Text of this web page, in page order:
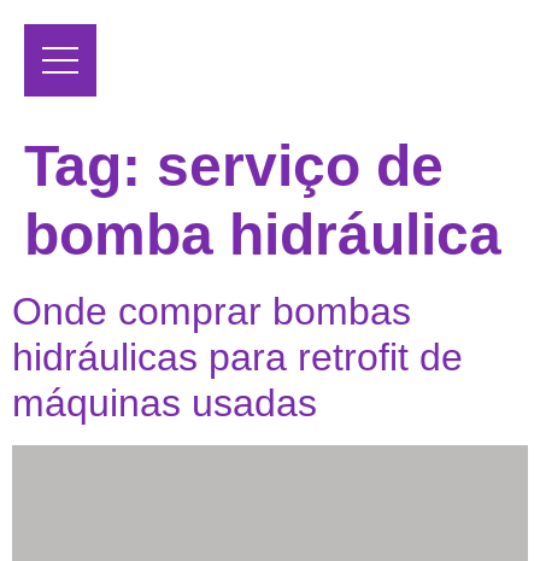
Tag: serviço de
bomba hidráulica
Onde comprar bombas
hidráulicas para retrofit de
máquinas usadas